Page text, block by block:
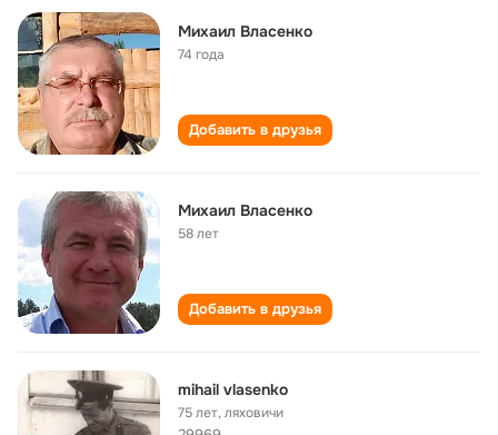
Михаил Власенко
74 года
Добавить в друзья
Михаил Власенко
58 лет
Добавить в друзья
mihail vlasenko
75 лет,ляxовичи